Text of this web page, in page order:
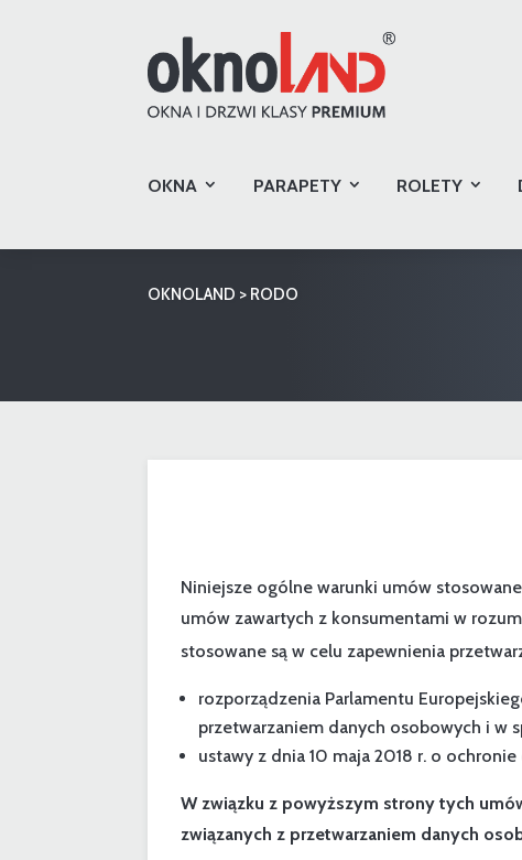
OKNA PARAPETY ROLETY
OKNOLAND > RODO
Niniejsze ogólne warunki umów
umów zawartych z konsumentami w
stosowane są w celu zapewnienia
rozporządzenia Parlamentu
przetwarzaniem danych osobowych i w
ustawy z dnia 10 maja 2018 r. o
W związku z powyższym strony tych
związanych z przetwarzaniem danych